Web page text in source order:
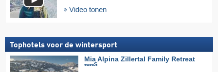
Video tonen
Tophotels voor de wintersport
Mia Alpina Zillertal Family Retreat
****S